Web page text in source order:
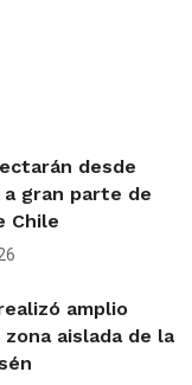
desde
gran parte de
Chile
amplio
aislada de la